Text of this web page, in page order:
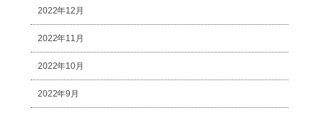
2022年12月
2022年11月
2022年10月
2022年9月